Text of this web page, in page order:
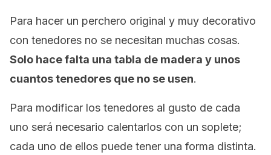
Para hacer un perchero original y muy decorativo
con tenedores no se necesitan muchas cosas.
Solo hace falta una tabla de madera y unos
cuantos tenedores que no se usen.
Para modificar los tenedores al gusto de cada
uno será necesario calentarlos con un soplete;
cada uno de ellos puede tener una forma distinta.